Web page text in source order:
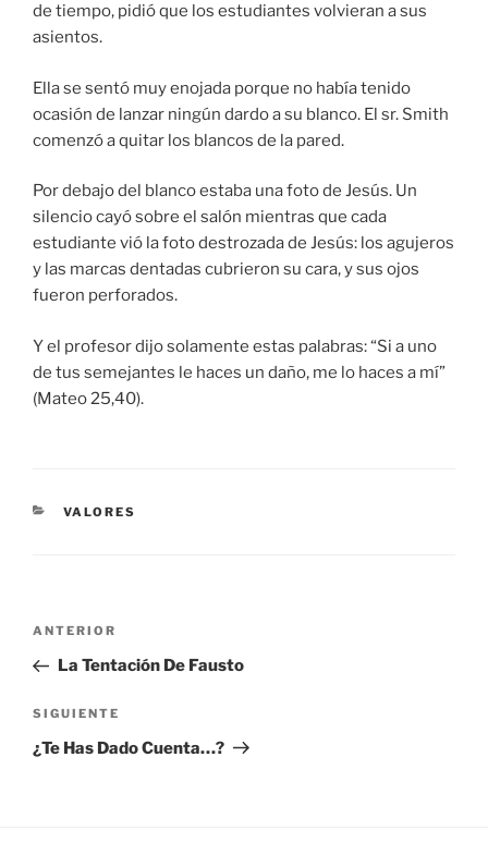
de tiempo, pidió que los estudiantes volvieran a sus
asientos.
Ella se sentó muy enojada porque no había tenido
ocasión de lanzar ningún dardo a su blanco. El sr. Smith
comenzó a quitar los blancos de la pared.
Por debajo del blanco estaba una foto de Jesús. Un
silencio cayó sobre el salón mientras que cada
estudiante vió la foto destrozada de Jesús: los agujeros
y las marcas dentadas cubrieron su cara, y sus ojos
fueron perforados.
Y el profesor dijo solamente estas palabras: “Si a uno
de tus semejantes le haces un daño, me lo haces a mí”
(Mateo 25,40).
CATEGORÍAS
VALORES
Navegación
entradas
Entrada
anterior:
ANTERIOR
La Tentación De Fausto
Siguiente
entrada
SIGUIENTE
¿Te Has Dado Cuenta…?